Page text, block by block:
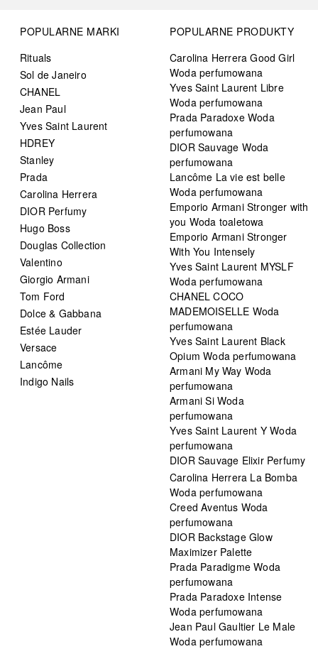
POPULARNE MARKI
Rituals
Sol de Janeiro
CHANEL
Jean Paul
Yves Saint Laurent
HDREY
Stanley
Prada
Carolina Herrera
DIOR Perfumy
Hugo Boss
Douglas Collection
Valentino
Giorgio Armani
Tom Ford
Dolce & Gabbana
Estée Lauder
Versace
Lancôme
Indigo Nails
POPULARNE PRODUKTY
Carolina Herrera Good Girl
Woda perfumowana
Yves Saint Laurent Libre
Woda perfumowana
Prada Paradoxe Woda
perfumowana
DIOR Sauvage Woda
perfumowana
Lancôme La vie est belle
Woda perfumowana
Emporio Armani Stronger with
you Woda toaletowa
Emporio Armani Stronger
With You Intensely
Yves Saint Laurent MYSLF
Woda perfumowana
CHANEL COCO
MADEMOISELLE Woda
perfumowana
Yves Saint Laurent Black
Opium Woda perfumowana
Armani My Way Woda
perfumowana
Armani Si Woda
perfumowana
Yves Saint Laurent Y Woda
perfumowana
DIOR Sauvage Elixir Perfumy
Carolina Herrera La Bomba
Woda perfumowana
Creed Aventus Woda
perfumowana
DIOR Backstage Glow
Maximizer Palette
Prada Paradigme Woda
perfumowana
Prada Paradoxe Intense
Woda perfumowana
Jean Paul Gaultier Le Male
Woda perfumowana